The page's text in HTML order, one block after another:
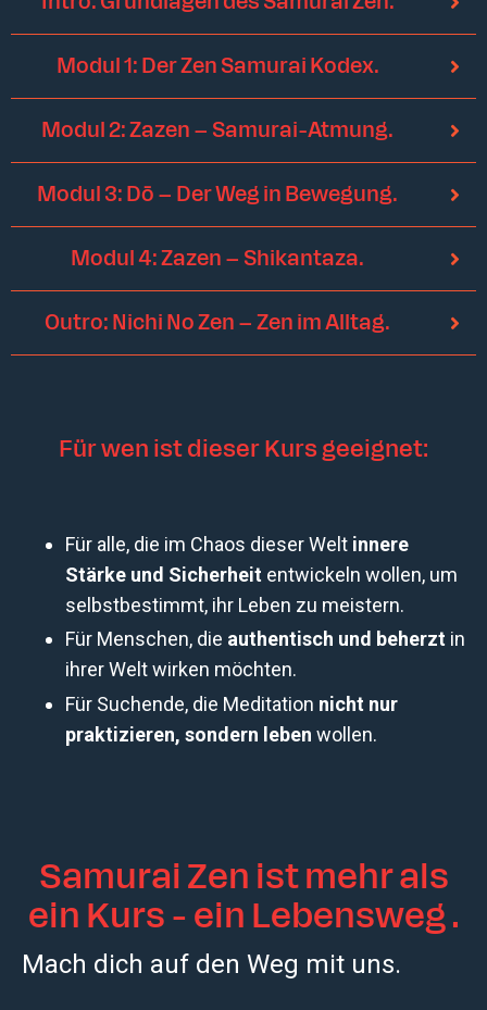
Modul 1: Der Zen Samurai Kodex.
Modul 2: Zazen – Samurai-Atmung.
Modul 3: Dō – Der Weg in Bewegung.
Modul 4: Zazen – Shikantaza.
Outro: Nichi No Zen – Zen im Alltag.
Für wen ist dieser Kurs geeignet:
Für alle, die im Chaos dieser Welt innere
Stärke und Sicherheit entwickeln wollen, um
selbstbestimmt, ihr Leben zu meistern.
Für Menschen, die authentisch und beherzt in
ihrer Welt wirken möchten.
Für Suchende, die Meditation nicht nur
praktizieren, sondern leben wollen.
Samurai Zen ist mehr als
ein Kurs - ein Lebensweg .
Mach dich auf den Weg mit uns.